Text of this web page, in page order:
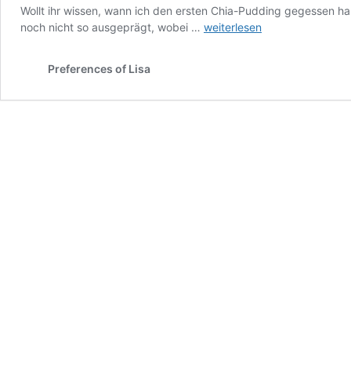
Wollt ihr wissen, wann ich den ersten Chia-Pudding gegessen
noch nicht so ausgeprägt, wobei … Kokos-
weiterlesen
Preferences of Lisa